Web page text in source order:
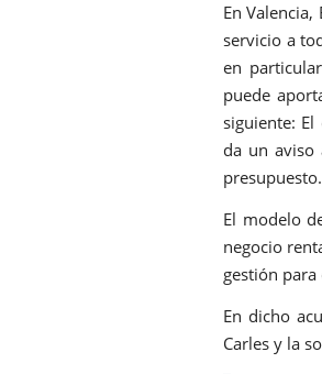
En
servicio a
en
puede
siguiente:
da un
El modelo
negocio
gestión
En dicho
Carles y la